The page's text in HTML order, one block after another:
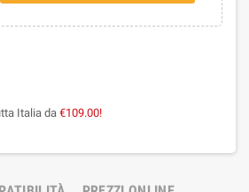
Italia da €109.00!